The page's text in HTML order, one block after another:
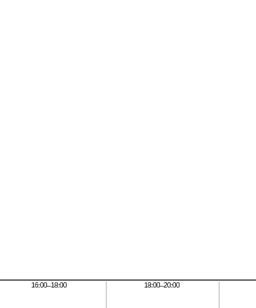
16:00–18:00 18:00–20:00